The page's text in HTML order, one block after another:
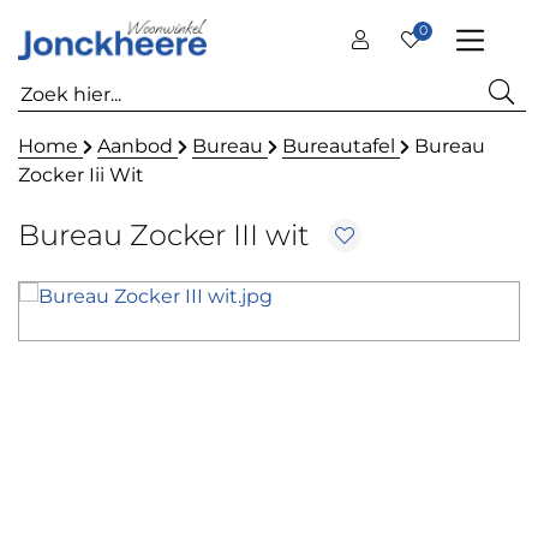
0
Home Aanbod Bureau Bureautafel
Bureau
Zocker Iii Wit
Bureau Zocker III wit